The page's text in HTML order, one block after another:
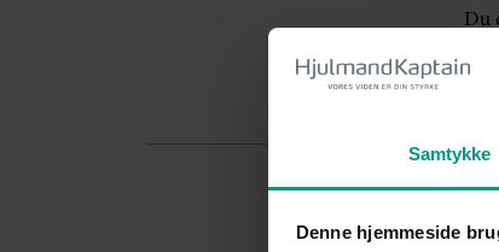
Samtykke
Denne hjemmeside
Du